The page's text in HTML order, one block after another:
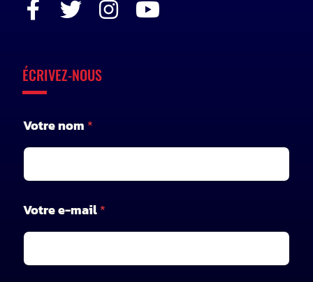
ÉCRIVEZ-NOUS
Votre nom *
Votre e-mail*